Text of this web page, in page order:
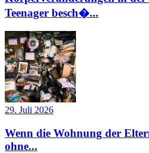
Teenager besch�...
29. Juli 2026
Wenn die Wohnung der
ohne...